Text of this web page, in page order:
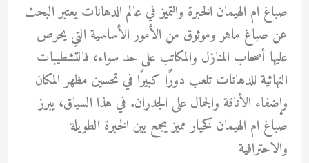
صباغ ام الهيمان الخبرة والتميز في عالم الدهانات يعتبر البحث
عن صباغ ماهر وموثوق من الأمور الأساسية التي يحرص
عليها أصحاب المنازل والمكاتب على حد سواء، فالتشطيبات
النهائية للدهانات تلعب دورًا كبيرًا في تحسين مظهر المكان
وإضفاء الأناقة والجمال على الجدران. في هذا السياق، يبرز
صباغ ام الهيمان كخيار مميز يجمع بين الخبرة الطويلة
والاحترافية